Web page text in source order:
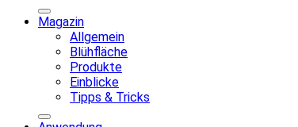
Magazin
Allgemein
Blühfläche
Produkte
Einblicke
Tipps & Tricks